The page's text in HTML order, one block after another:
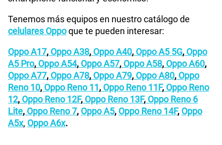
Tenemos más equipos en nuestro catálogo de
celulares Oppoque te pueden interesar:
Oppo A17, Oppo A38, Oppo A40, Oppo A5 5G, Oppo
A5 Pro, Oppo A54, Oppo A57, Oppo A58, Oppo A60,
Oppo A77, Oppo A78, Oppo A79, Oppo A80, Oppo
Reno 10, Oppo Reno 11, Oppo Reno 11F, Oppo Reno
12, Oppo Reno 12F, Oppo Reno 13F, Oppo Reno 6
Lite, Oppo Reno 7, Oppo A5, Oppo Reno 14F, Oppo
A5x, Oppo A6x.